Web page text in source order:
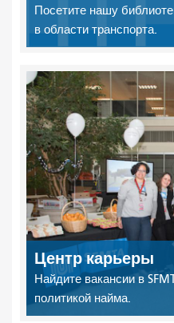
Посетите нашу
в области транспорта.
Центр карьеры
Найдите вакансии в
политикой найма.